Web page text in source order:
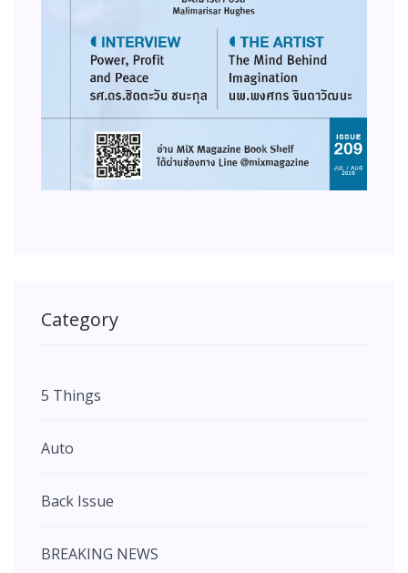
Category
5 Things
Auto
Back Issue
BREAKING NEWS